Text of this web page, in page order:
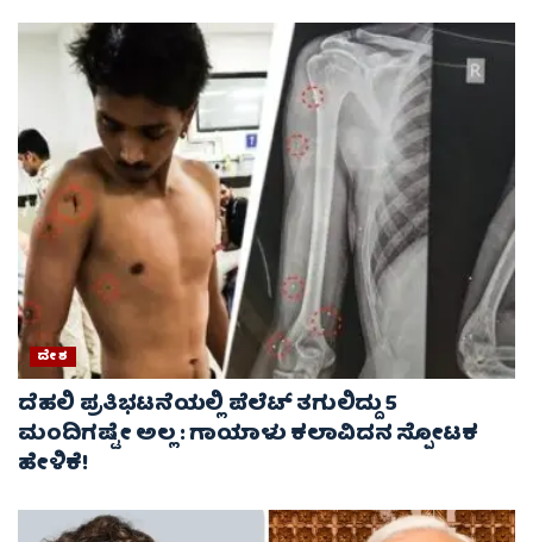
ದೇಶ
ದೆಹಲಿ ಪ್ರತಿಭಟನೆಯಲ್ಲಿ ಪೆಲೆಟ್ ತಗುಲಿದ್ದು 5
ಮಂದಿಗಷ್ಟೇ ಅಲ್ಲ : ಗಾಯಾಳು ಕಲಾವಿದನ ಸ್ಪೋಟಕ
ಹೇಳಿಕೆ!